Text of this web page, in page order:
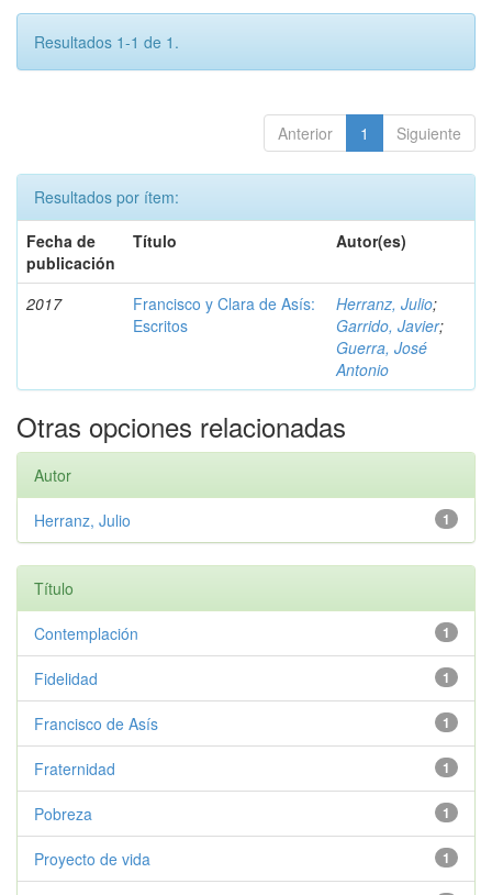
Resultados 1-1 de 1.
Anterior 1 Siguiente
Resultados por ítem:
Fecha de
publicación
Título Autor(es)
2017
Francisco y Clara de Asís:
Escritos
Herranz, Julio;
Garrido, Javier;
Guerra, José
Antonio
Otras opciones relacionadas
Autor
1
Herranz, Julio
Título
1
Contemplación
1
Fidelidad
1
Francisco de Asís
1
Fraternidad
1
Pobreza
1
Proyecto de vida